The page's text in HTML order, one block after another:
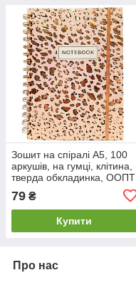
Зошит на спіралі А5, 100
аркушів, на гумці, клітина,
тверда обкладинка, ООПТ
79 ₴
Купити
Про нас